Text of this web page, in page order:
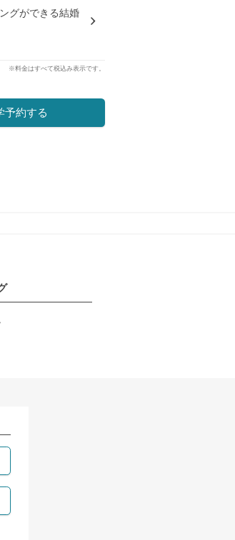
グができる結婚
※料金はすべて税込み表示です。
予約する